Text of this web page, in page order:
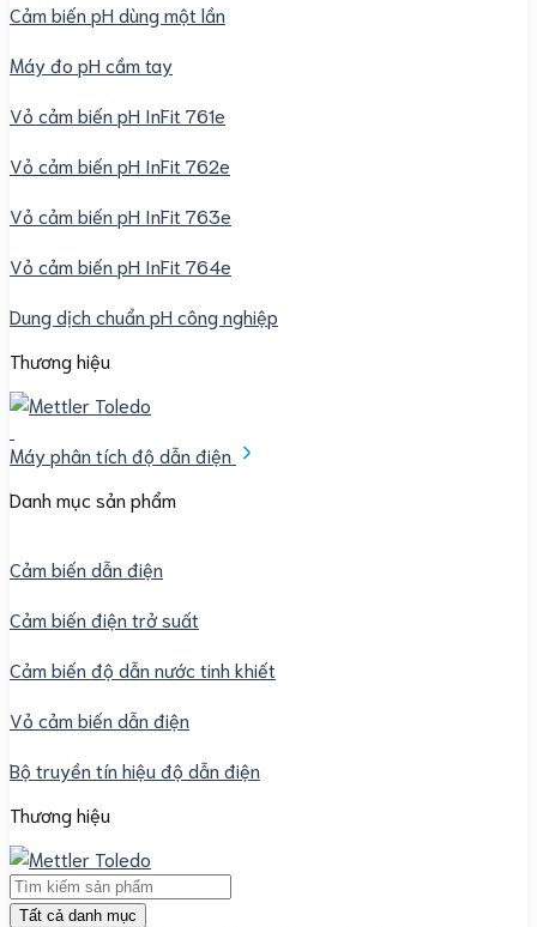
Cảm biến pH dùng một lần
Máy đo pH cầm tay
Vỏ cảm biến pH InFit 761e
Vỏ cảm biến pH InFit 762e
Vỏ cảm biến pH InFit 763e
Vỏ cảm biến pH InFit 764e
Dung dịch chuẩn pH công nghiệp
Thương hiệu
Máy phân tích độ dẫn điện
Danh mục sản phẩm
Cảm biến dẫn điện
Cảm biến điện trở suất
Cảm biến độ dẫn nước tinh khiết
Vỏ cảm biến dẫn điện
Bộ truyền tín hiệu độ dẫn điện
Thương hiệu
Tất cả danh mục